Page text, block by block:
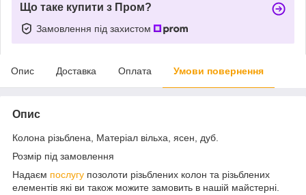
Що таке купити з Пром?
Замовлення під захистом
Опис Доставка Оплата Умови повернення
Опис
Колона різьблена, Матеріал вільха, ясен, дуб.
Розмір під замовлення
Надаєм послугу позолоти різьблених колон та різьблених
елементів які ви також можите замовить в нашій майстерні.